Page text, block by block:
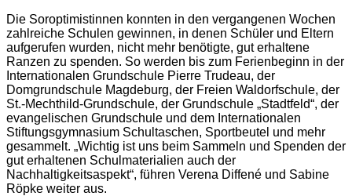
Die Soroptimistinnen konnten in den vergangenen Wochen
zahlreiche Schulen gewinnen, in denen Schüler und Eltern
aufgerufen wurden, nicht mehr benötigte, gut erhaltene
Ranzen zu spenden. So werden bis zum Ferienbeginn in der
Internationalen Grundschule Pierre Trudeau, der
Domgrundschule Magdeburg, der Freien Waldorfschule, der
St.-Mechthild-Grundschule, der Grundschule „Stadtfeld“, der
evangelischen Grundschule und dem Internationalen
Stiftungsgymnasium Schultaschen, Sportbeutel und mehr
gesammelt. „Wichtig ist uns beim Sammeln und Spenden der
gut erhaltenen Schulmaterialien auch der
Nachhaltigkeitsaspekt“, führen Verena Diffené und Sabine
Röpke weiter aus.